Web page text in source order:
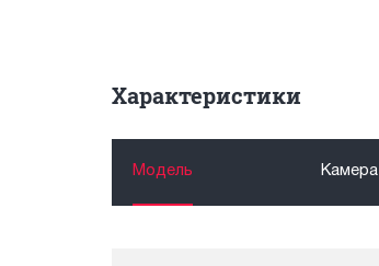
Характеристики
Модель Камера